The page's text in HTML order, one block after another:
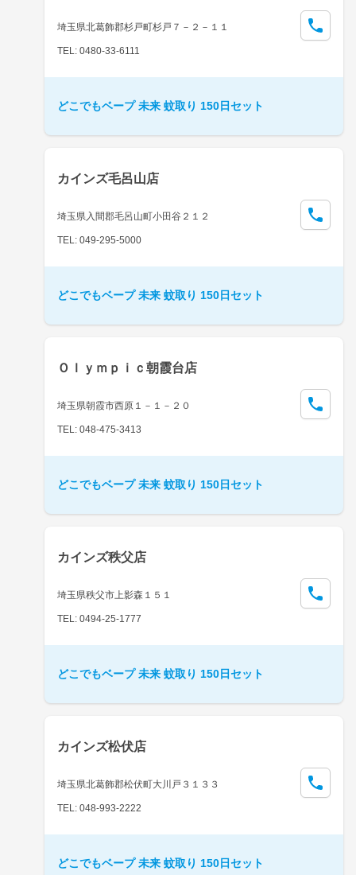
埼玉県北葛飾郡杉戸町杉戸７－２－１１
TEL: 0480-33-6111
どこでもベープ 未来 蚊取り 150日セット
カインズ毛呂山店
埼玉県入間郡毛呂山町小田谷２１２
TEL: 049-295-5000
どこでもベープ 未来 蚊取り 150日セット
Ｏｌｙｍｐｉｃ朝霞台店
埼玉県朝霞市西原１－１－２０
TEL: 048-475-3413
どこでもベープ 未来 蚊取り 150日セット
カインズ秩父店
埼玉県秩父市上影森１５１
TEL: 0494-25-1777
どこでもベープ 未来 蚊取り 150日セット
カインズ松伏店
埼玉県北葛飾郡松伏町大川戸３１３３
TEL: 048-993-2222
どこでもベープ 未来 蚊取り 150日セット